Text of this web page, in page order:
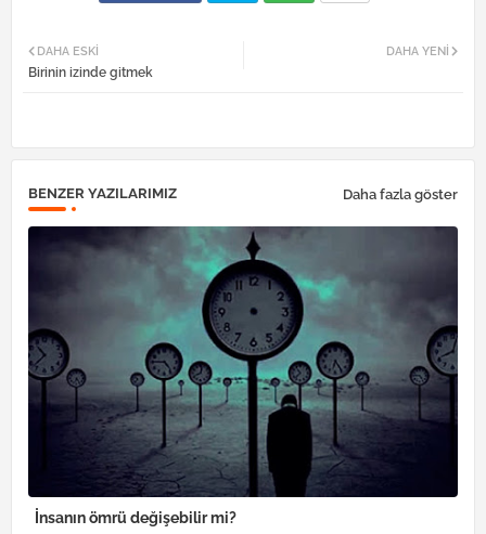
DAHA YENI
DAHA ESKI
Birinin izinde gitmek
BENZER YAZILARIMIZ Daha fazla göster
İnsanın ömrü değişebilir mi?